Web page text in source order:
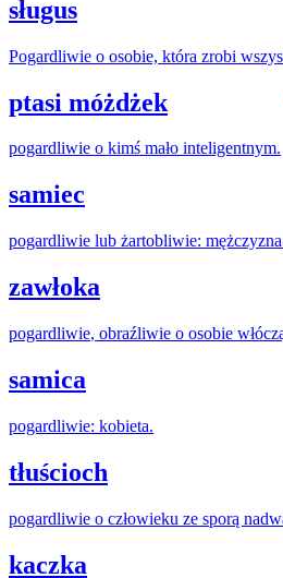
sługus
Pogardliwie o osobie, która zrobi
ptasi móżdżek
pogardliwie o kimś mało inteligentnym.
samiec
pogardliwie lub żartobliwie:
zawłoka
pogardliwie, obraźliwie o osobie
samica
pogardliwie: kobieta.
tłuścioch
pogardliwie o człowieku ze sporą
kaczka